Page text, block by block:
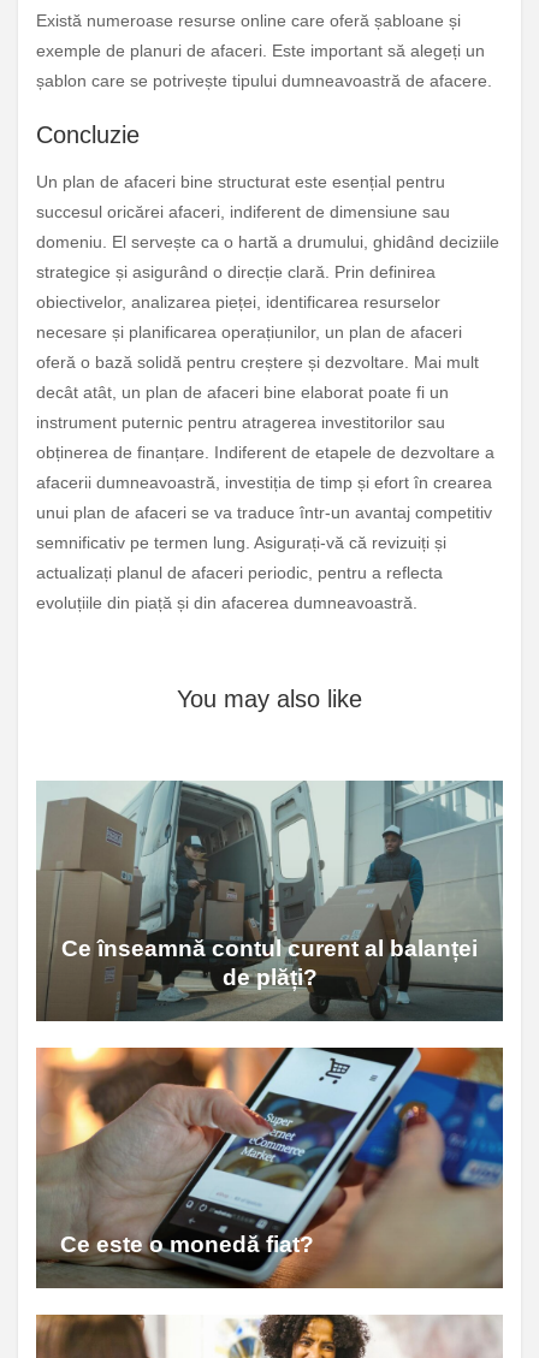
Există numeroase resurse online care oferă șabloane și
exemple de planuri de afaceri. Este important să alegeți un
șablon care se potrivește tipului dumneavoastră de afacere.
Concluzie
Un plan de afaceri bine structurat este esențial pentru
succesul oricărei afaceri, indiferent de dimensiune sau
domeniu. El servește ca o hartă a drumului, ghidând deciziile
strategice și asigurând o direcție clară. Prin definirea
obiectivelor, analizarea pieței, identificarea resurselor
necesare și planificarea operațiunilor, un plan de afaceri
oferă o bază solidă pentru creștere și dezvoltare. Mai mult
decât atât, un plan de afaceri bine elaborat poate fi un
instrument puternic pentru atragerea investitorilor sau
obținerea de finanțare. Indiferent de etapele de dezvoltare a
afacerii dumneavoastră, investiția de timp și efort în crearea
unui plan de afaceri se va traduce într-un avantaj competitiv
semnificativ pe termen lung. Asigurați-vă că revizuiți și
actualizați planul de afaceri periodic, pentru a reflecta
evoluțiile din piață și din afacerea dumneavoastră.
You may also like
Ce înseamnă contul curent al balanței
de plăți?
Ce este o monedă fiat?